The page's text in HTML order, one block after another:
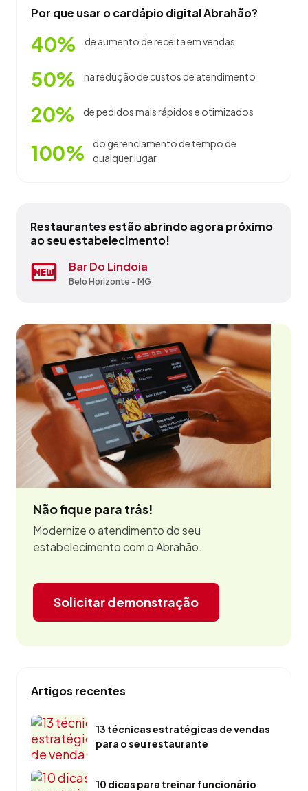
Por que usar o cardápio digital Abrahão?
40% de aumento de receita em vendas
50% na redução de custos de atendimento
20% de pedidos mais rápidos e otimizados
100%
do gerenciamento de tempo de
qualquer lugar
Restaurantes estão abrindo agora próximo
ao seu estabelecimento!
Bar Do Joca
Barbacena - MG
Bar Do Lindoia
Belo Horizonte - MG
Bar E Restaurante Bom Gosto
Francisco Badaró - MG
Bar Petisqueira Do Polaco
Belo Horizonte - MG
Castro Silva Estacionamento E
Choperia Ubá
Lavenue
Montes Claros - MG
P & F Lanchonete E Restaurante
Volta Grande - MG
Parrilla Grill
Ubá - MG
Pousada E Restaurante Kippe
Catuji - MG
Restaurante E Pizzaria Real
Cristina - MG
Não fique para trás!
Modernize o atendimento do seu
estabelecimento com o Abrahão.
Solicitar demonstração
Artigos recentes
13 técnicas estratégicas de vendas
para o seu restaurante
10 dicas para treinar funcionário